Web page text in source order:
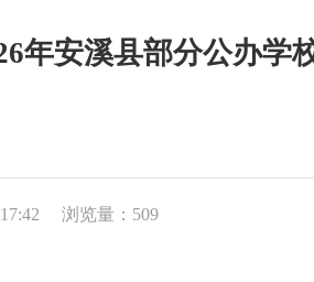
年安溪县部分公办学
浏览量： 509